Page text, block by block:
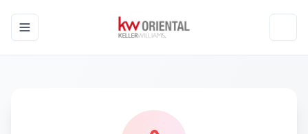
Toggle navigation menu